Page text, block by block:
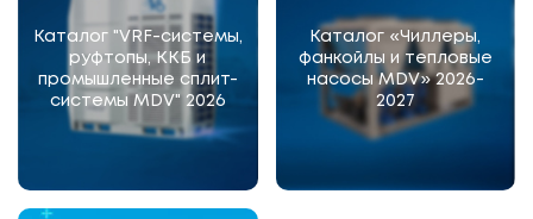
Каталог "VRF-системы,
руфтопы, ККБ и
промышленные сплит-
системы MDV" 2026
Каталог «Чиллеры,
фанкойлы и тепловые
насосы MDV» 2026-
2027